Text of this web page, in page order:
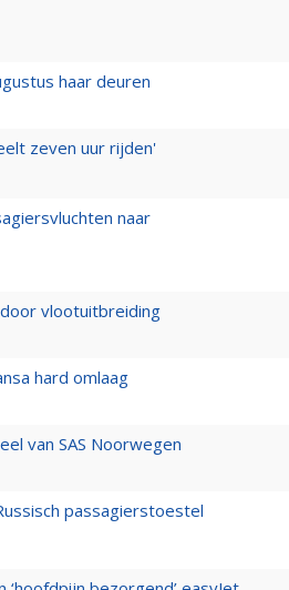
haar deuren
zeven uur rijden'
naar
vlootuitbreiding
hard omlaag
van SAS Noorwegen
passagierstoestel